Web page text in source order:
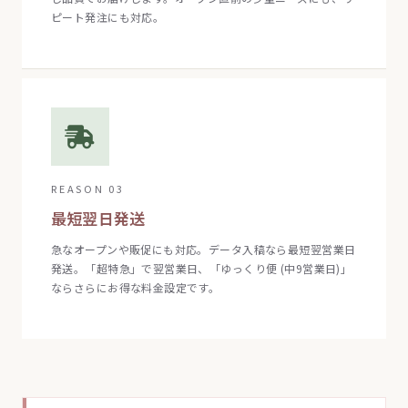
ピート発注にも対応。
REASON 03
最短翌日発送
急なオープンや販促にも対応。データ入稿なら最短翌営業日
発送。「超特急」で翌営業日、「ゆっくり便 (中9営業日)」
ならさらにお得な料金設定です。